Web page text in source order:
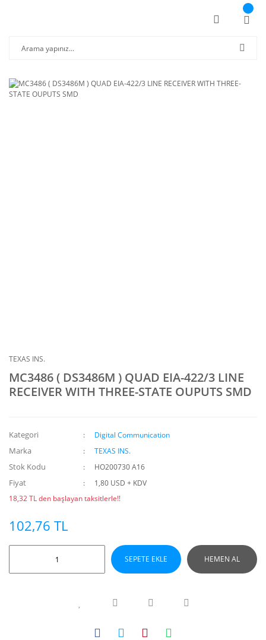
TEXAS INS.
MC3486 ( DS3486M ) QUAD EIA-422/3 LINE
RECEIVER WITH THREE-STATE OUPUTS SMD
Kategori Digital Communication
Marka TEXAS INS.
Stok Kodu HO200730 A16
Fiyat
1,80 USD + KDV
18,32 TL den başlayan taksitlerle!!
102,76 TL
SEPETE EKLE HEMEN AL